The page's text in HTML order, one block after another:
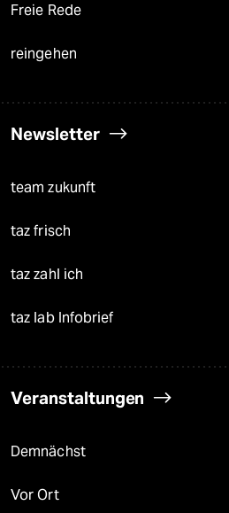
Freie Rede
reingehen
Newsletter
team zukunft
taz frisch
taz zahl ich
taz lab Infobrief
Veranstaltungen
Demnächst
Vor Ort